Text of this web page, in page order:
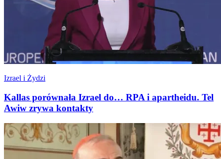
Izrael i Żydzi
Kallas porównała Izrael do… RPA i apartheidu. Tel
Awiw zrywa kontakty